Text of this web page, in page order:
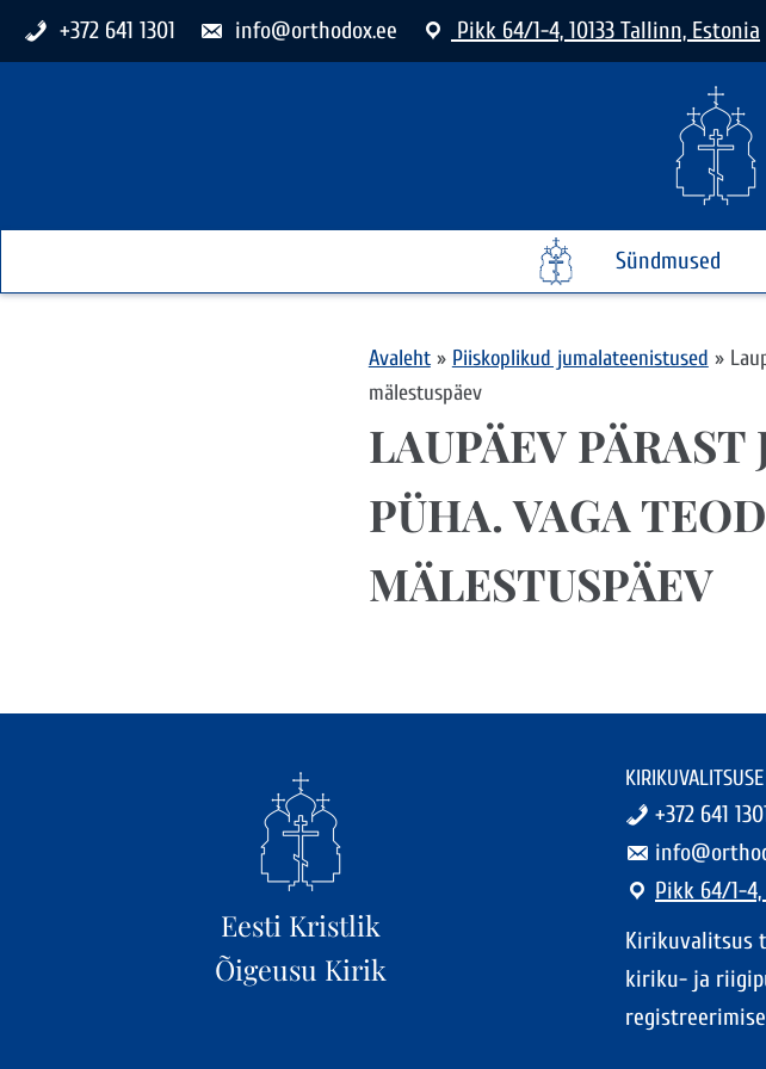
+372 641 1301 info@orthodox.ee Pikk 64/1-4, 10133 Tallinn, Estonia
Sündmused
Avaleht » Piiskoplikud jumalateenistused »
mälestuspäev
LAUPÄEV
PÜHA. VAGA
MÄLESTUSPÄEV
Eesti Kristlik
Õigeusu Kirik
+372 641
Pikk 64/1-4,
Kirikuvalitsus
kiriku- ja